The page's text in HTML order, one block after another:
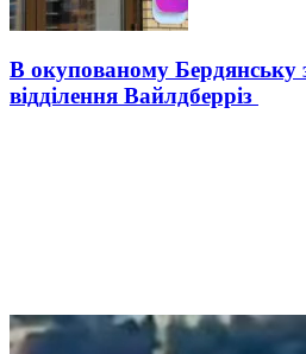
В окупованому Бердянську
відділення Вайлдберріз